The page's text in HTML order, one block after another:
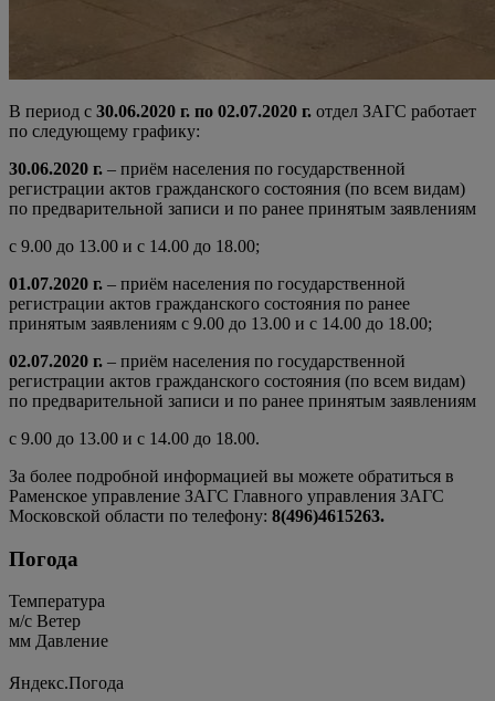
В период с 30.06.2020 г. по 02.07.2020 г. отдел ЗАГС работает
по следующему графику:
30.06.2020 г. – приём населения по государственной
регистрации актов гражданского состояния (по всем видам)
по предварительной записи и по ранее принятым заявлениям
с 9.00 до 13.00 и с 14.00 до 18.00;
01.07.2020 г. – приём населения по государственной
регистрации актов гражданского состояния по ранее
принятым заявлениям с 9.00 до 13.00 и с 14.00 до 18.00;
02.07.2020 г. – приём населения по государственной
регистрации актов гражданского состояния (по всем видам)
по предварительной записи и по ранее принятым заявлениям
с 9.00 до 13.00 и с 14.00 до 18.00.
За более подробной информацией вы можете обратиться в
Раменское управление ЗАГС Главного управления ЗАГС
Московской области по телефону: 8(496)4615263.
Погода
Температура
м/c Ветер
мм Давление
Яндекс.Погода